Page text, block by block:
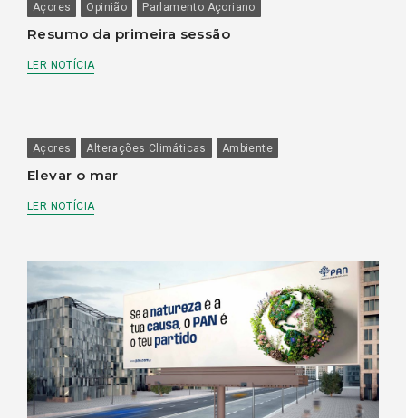
Açores Opinião Parlamento Açoriano
Resumo da primeira sessão
LER NOTÍCIA
Açores Alterações Climáticas Ambiente
Elevar o mar
LER NOTÍCIA